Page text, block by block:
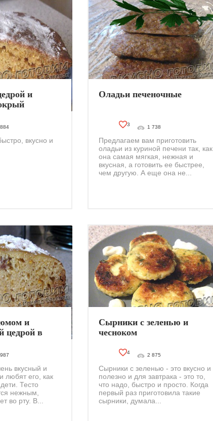
и
вкусно и
Оладьи печеночные
3 1 738
Предлагаем вам приготовить
оладьи из куриной печени так, как
она самая мягкая, нежная и
вкусная, а готовить ее быстрее,
чем другую. А еще она не...
и
цедрой в
вкусный и
любят его, как
Тесто
нежным,
во рту. В...
Сырники с зеленью и
чесноком
4 2 875
Сырники с зеленью - это вкусно и
полезно и для завтрака - это то,
что надо, быстро и просто. Когда
первый раз приготовила такие
сырники, думала...